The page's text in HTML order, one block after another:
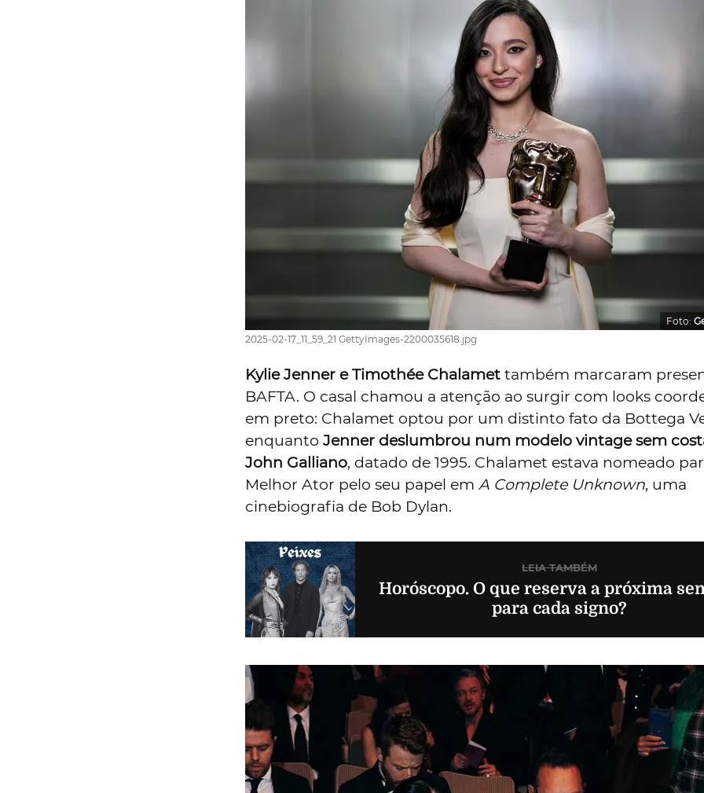
2025-02-17_11_59_21 GettyImages-2200035618.jpg
Foto:
Kylie Jenner e Timothée Chalamet também marcaram
BAFTA. O casal chamou a atenção ao surgir com looks
em preto: Chalamet optou por um distinto fato da Bottega
enquanto Jenner deslumbrou num modelo vintage sem
John Galliano, datado de 1995. Chalamet estava nomeado
Melhor Ator pelo seu papel em A Complete Unknown, uma
cinebiografia de Bob Dylan.
LEIA TAMBÉM
Horóscopo. O que reserva a próxima
para cada signo?